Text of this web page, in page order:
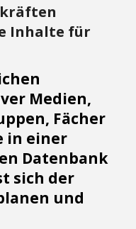
Inhalte für
Medien,
Fächer
in einer
Datenbank
sich der
und